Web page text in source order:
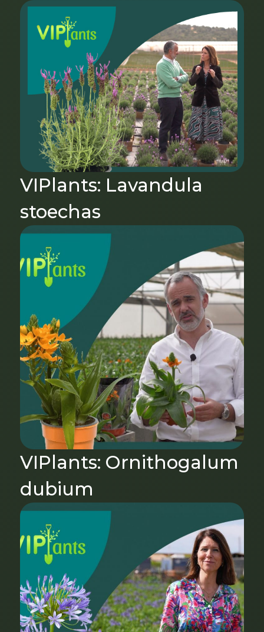
VIPlants: Lavandula
stoechas
VIPlants: Ornithogalum
dubium